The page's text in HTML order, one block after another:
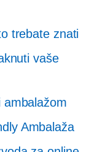
trebate znati
vaše
Ambalaža